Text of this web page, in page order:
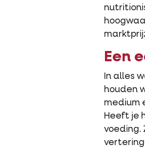
Een
In alles
houden
medium
Heeft je
voeding.